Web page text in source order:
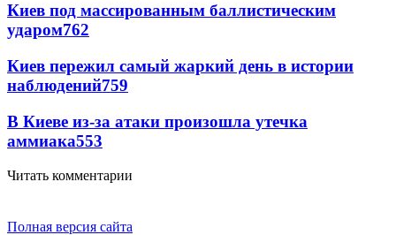
Киев под массированным баллистическим
ударом762
Киев пережил самый жаркий день в истории
наблюдений759
В Киеве из-за атаки произошла утечка
аммиака553
Читать комментарии
Полная версия сайта